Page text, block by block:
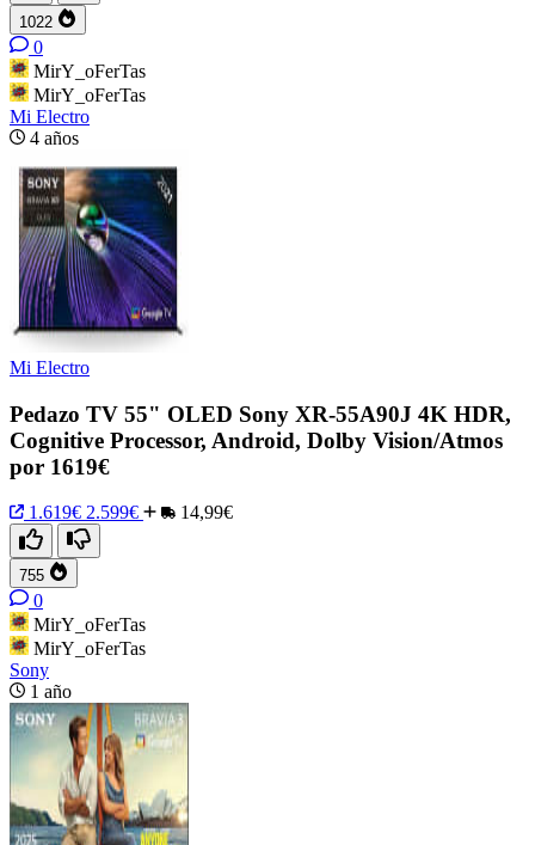
1022
0
MirY_oFerTas
MirY_oFerTas
Mi Electro
4 años
Mi Electro
Pedazo TV 55" OLED Sony XR-55A90J 4K HDR,
Cognitive Processor, Android, Dolby Vision/Atmos
por 1619€
1.619€ 2.599€ 14,99€
755
0
MirY_oFerTas
MirY_oFerTas
Sony
1 año